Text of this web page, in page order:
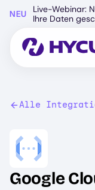
Hauptinhalt
NEU
Live-Webinar:
Ihre Daten
Alle
Image
Google